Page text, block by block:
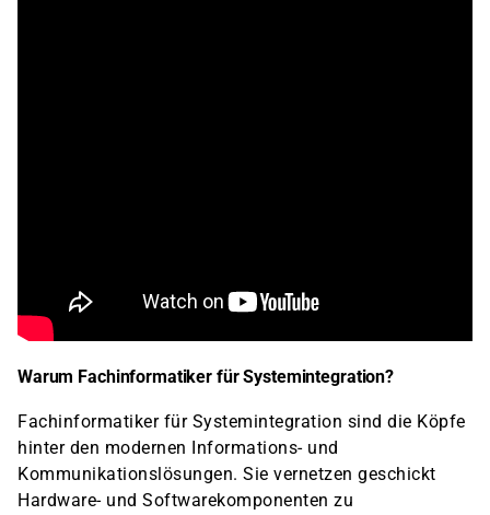
Warum Fachinformatiker für Systemintegration?
Fachinformatiker für Systemintegration sind die Köpfe
hinter den modernen Informations- und
Kommunikationslösungen. Sie vernetzen geschickt
Hardware- und Softwarekomponenten zu